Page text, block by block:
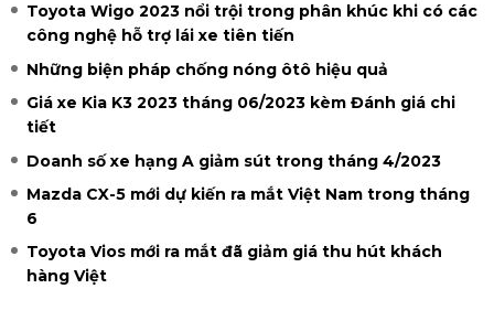
Toyota Wigo 2023 nổi trội trong phân khúc khi có các
công nghệ hỗ trợ lái xe tiên tiến
Những biện pháp chống nóng ôtô hiệu quả
Giá xe Kia K3 2023 tháng 06/2023 kèm Đánh giá chi
tiết
Doanh số xe hạng A giảm sút trong tháng 4/2023
Mazda CX-5 mới dự kiến ra mắt Việt Nam trong tháng
6
Toyota Vios mới ra mắt đã giảm giá thu hút khách
hàng Việt